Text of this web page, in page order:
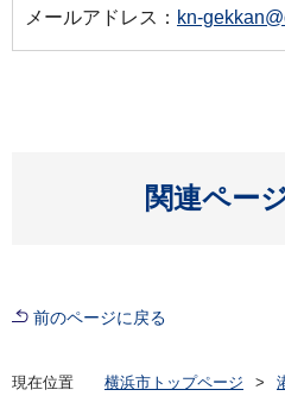
メールアドレス： kn-
関連ペー
前のページに戻る
現在位置 横浜市トップページ